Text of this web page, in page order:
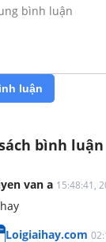
luận
bình luận
van a 15:48:41,
Loigiaihay.com